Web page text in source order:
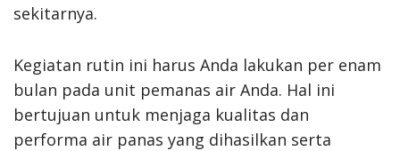
sekitarnya.
Kegiatan rutin ini harus Anda lakukan per enam
bulan pada unit pemanas air Anda. Hal ini
bertujuan untuk menjaga kualitas dan
performa air panas yang dihasilkan serta